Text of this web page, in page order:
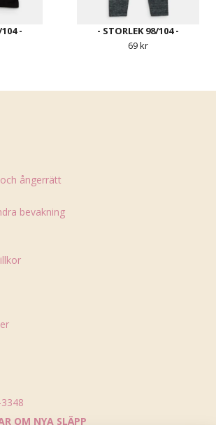
-
- STORLEK 98/104 -
69 kr
ångerrätt
bevakning
OM NYA SLÄPP